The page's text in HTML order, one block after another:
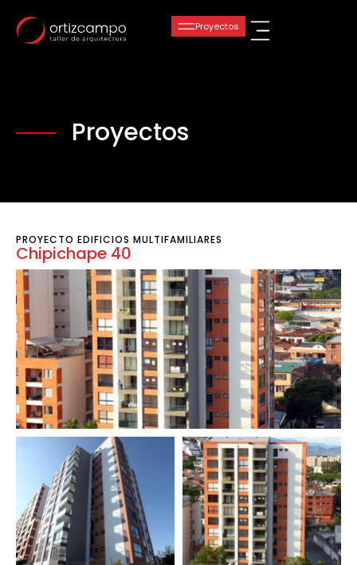
Proyectos
PROYECTO EDIFICIOS MULTIFAMILIARES
Chipichape 40